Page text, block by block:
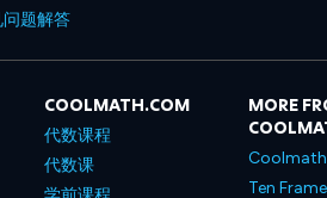
题解答
COOLMATH.COM
代数课程
代数课
MORE
Ten